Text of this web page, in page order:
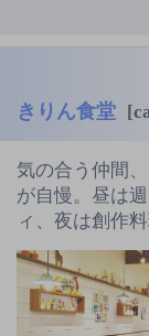
きりん食堂
気の合う仲間
が自慢。昼は
ィ、夜は創作